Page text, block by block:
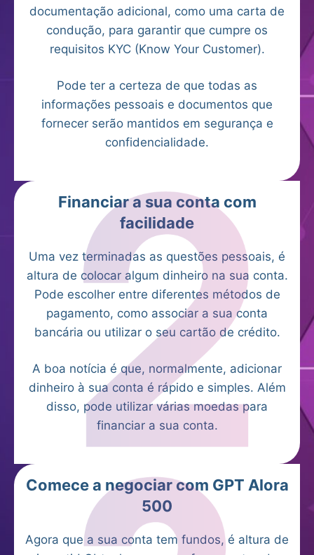
documentação adicional, como uma carta de
condução, para garantir que cumpre os
requisitos KYC (Know Your Customer).
Pode ter a certeza de que todas as
informações pessoais e documentos que
fornecer serão mantidos em segurança e
confidencialidade.
Financiar a sua conta com
facilidade
Uma vez terminadas as questões pessoais, é
altura de colocar algum dinheiro na sua conta.
Pode escolher entre diferentes métodos de
pagamento, como associar a sua conta
bancária ou utilizar o seu cartão de crédito.
A boa notícia é que, normalmente, adicionar
dinheiro à sua conta é rápido e simples. Além
disso, pode utilizar várias moedas para
financiar a sua conta.
Comece a negociar com GPT Alora
500
Agora que a sua conta tem fundos, é altura de